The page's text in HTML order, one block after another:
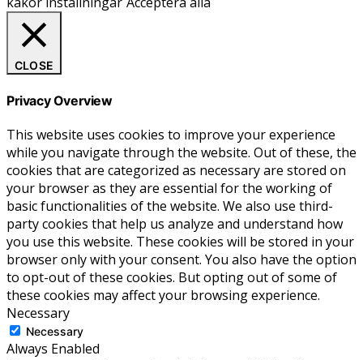
CLOSE
Privacy Overview
This website uses cookies to improve your experience
while you navigate through the website. Out of these, the
cookies that are categorized as necessary are stored on
your browser as they are essential for the working of
basic functionalities of the website. We also use third-
party cookies that help us analyze and understand how
you use this website. These cookies will be stored in your
browser only with your consent. You also have the option
to opt-out of these cookies. But opting out of some of
these cookies may affect your browsing experience.
Necessary
Necessary
Always Enabled